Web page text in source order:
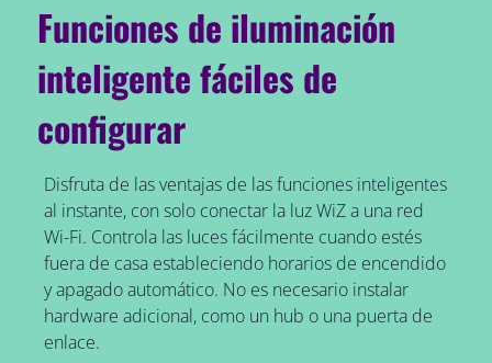
Funciones de iluminación
inteligente fáciles de
configurar
Disfruta de las ventajas de las funciones inteligentes
al instante, con solo conectar la luz WiZ a una red
Wi-Fi. Controla las luces fácilmente cuando estés
fuera de casa estableciendo horarios de encendido
y apagado automático. No es necesario instalar
hardware adicional, como un hub o una puerta de
enlace.